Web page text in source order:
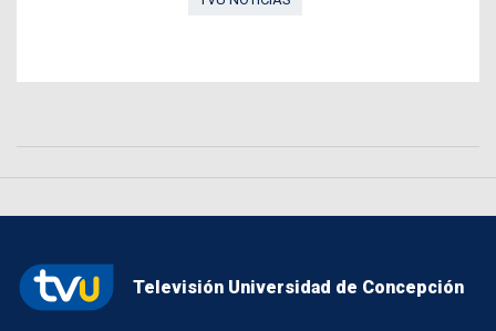
Televisión Universidad de Concepción